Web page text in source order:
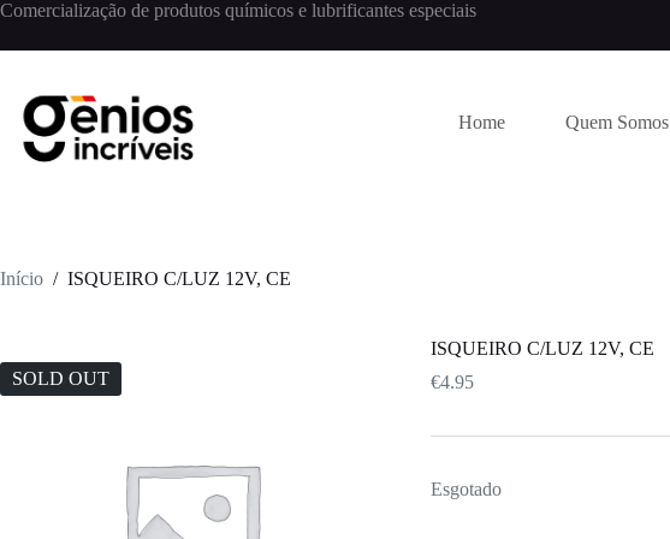
Comercialização de produtos químicos e lubrificantes especiais
Home Quem Somos
Início / ISQUEIRO C/LUZ 12V, CE
SOLD OUT
ISQUEIRO C/LUZ 12V, CE
€4.95
Esgotado